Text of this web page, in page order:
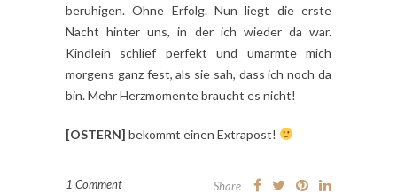
beruhigen. Ohne Erfolg. Nun liegt die erste
Nacht hinter uns, in der ich wieder da war.
Kindlein schlief perfekt und umarmte mich
morgens ganz fest, als sie sah, dass ich noch da
bin. Mehr Herzmomente braucht es nicht!
[OSTERN] bekommt einen Extrapost!
1 Comment Share